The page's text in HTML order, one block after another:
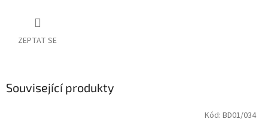
ZEPTAT SE
Související produkty
Kód: BD01/034